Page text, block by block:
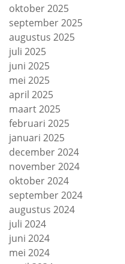
oktober 2025
september 2025
augustus 2025
juli 2025
juni 2025
mei 2025
april 2025
maart 2025
februari 2025
januari 2025
december 2024
november 2024
oktober 2024
september 2024
augustus 2024
juli 2024
juni 2024
mei 2024